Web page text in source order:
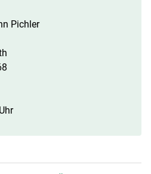
Pichler